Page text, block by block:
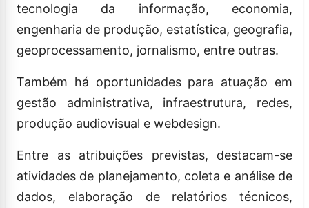
tecnologia da informação, economia,
engenharia de produção, estatística, geografia,
geoprocessamento, jornalismo, entre outras.
Também há oportunidades para atuação em
gestão administrativa, infraestrutura, redes,
produção audiovisual e webdesign.
Entre as atribuições previstas, destacam-se
atividades de planejamento, coleta e análise de
dados, elaboração de relatórios técnicos,